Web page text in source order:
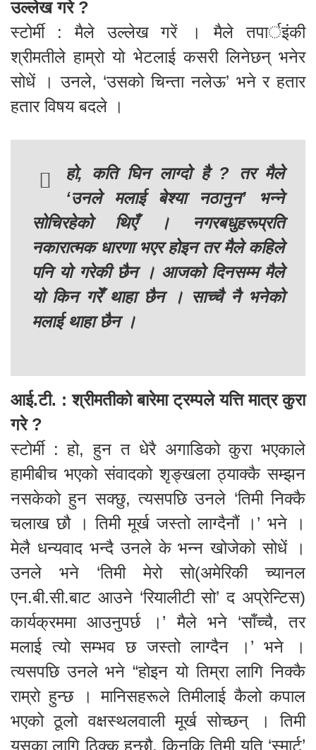
उल्लेख गरे ?
स्टोर्मी : मैले उल्लेख गरें । मैले तपार्इंकी
श्रीमतीले हाम्रो यो भेटलाई कसरी लिनेछन् भनेर
सोधें । उनले, ‘उसको चिन्ता नलेऊ’ भने र हतार
हतार विषय बदले ।
हो, कति घिन लाग्दो है ? तर मैले
‘उनले मलाई बेश्या नठानुन’ भन्ने
सोचिरहेको थिएँ । नगरबधुहरूप्रति
नकारात्मक धारणा भएर होइन तर मैले कहिले
पनि यो गरेकी छैन । आजको दिनसम्म मैले
यो किन गरेँ थाहा छैन । साच्चै नै भनेको
मलाई थाहा छैन ।
आई.टी. : श्रीमतीको बारेमा ट्रम्पले यत्ति मात्र कुरा
गरे ?
स्टोर्मी : हो, हुन त धेरै अगाडिको कुरा भएकाले
हामीबीच भएको संवादको शृङ्खला ठ्याक्कै सम्झन
नसकेको हुन सक्छु, त्यसपछि उनले ‘तिमी निक्कै
चलाख छौ । तिमी मूर्ख जस्तो लाग्दैनौं ।’ भने ।
मेलै धन्यवाद भन्दै उनले के भन्न खोजेको सोधें ।
उनले भने ‘तिमी मेरो सो(अमेरिकी च्यानल
एन.बी.सी.बाट आउने ‘रियालीटी सो’ द अप्रेन्टिस)
कार्यक्रममा आउनुपर्छ ।’ मैले भने ‘साँच्चै, तर
मलाई त्यो सम्भव छ जस्तो लाग्दैन ।’ भने ।
त्यसपछि उनले भने “होइन यो तिम्रा लागि निक्कै
राम्रो हुन्छ । मानिसहरूले तिमीलाई कैलो कपाल
भएको ठूलो वक्षस्थलवाली मूर्ख सोच्छन् । तिमी
यसका लागि ठिक्क हुन्छौ, किनकि तिमी यति ‘स्मार्ट’